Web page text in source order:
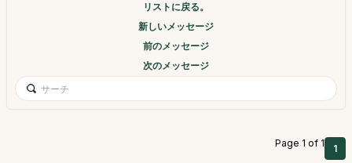
リストに戻る。
新しいメッセージ
前のメッセージ
次のメッセージ
Page 1 of 1 1